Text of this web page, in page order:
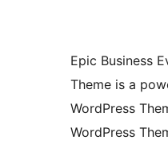
Epic Business
Theme is a
WordPress
WordPress